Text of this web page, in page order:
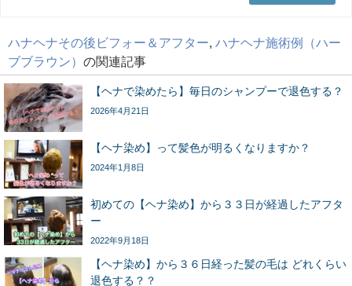
ハナヘナその後ビフォー＆アフター
ハナヘナ施術例（ハー
ブブラウン） の関連記事
【ヘナで染めたら】毎日のシャンプーで退色する？
2026年4月21日
【ヘナ染め】って髪色が明るくなりますか？
2024年1月8日
初めての【ヘナ染め】から３３日が経過したアフタ
ー
2022年9月18日
【ヘナ染め】から３６日経った髪の毛は どれくらい
退色する？？